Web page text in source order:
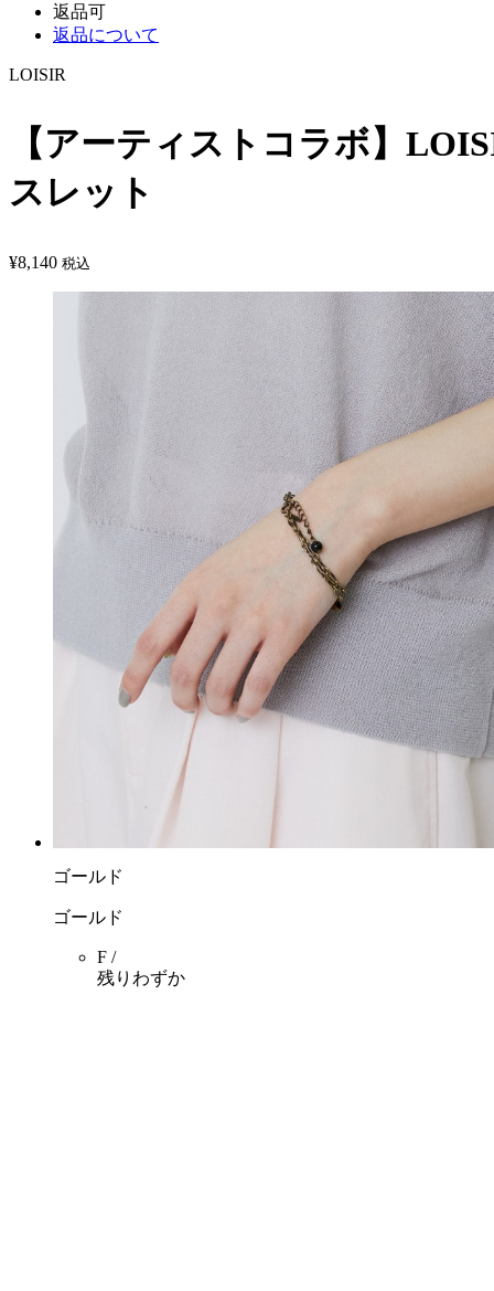
返品可
返品について
LOISIR
【アーティストコラボ】
スレット
¥8,140 税込
ゴールド
ゴールド
F /
残りわずか